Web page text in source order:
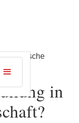
und frische
in